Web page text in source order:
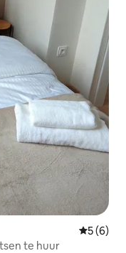
5 (6)
te huur